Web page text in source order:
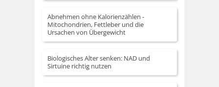
Abnehmen ohne Kalorienzählen -
Mitochondrien, Fettleber und die
Ursachen von Übergewicht
Biologisches Alter senken: NAD und
Sirtuine richtig nutzen